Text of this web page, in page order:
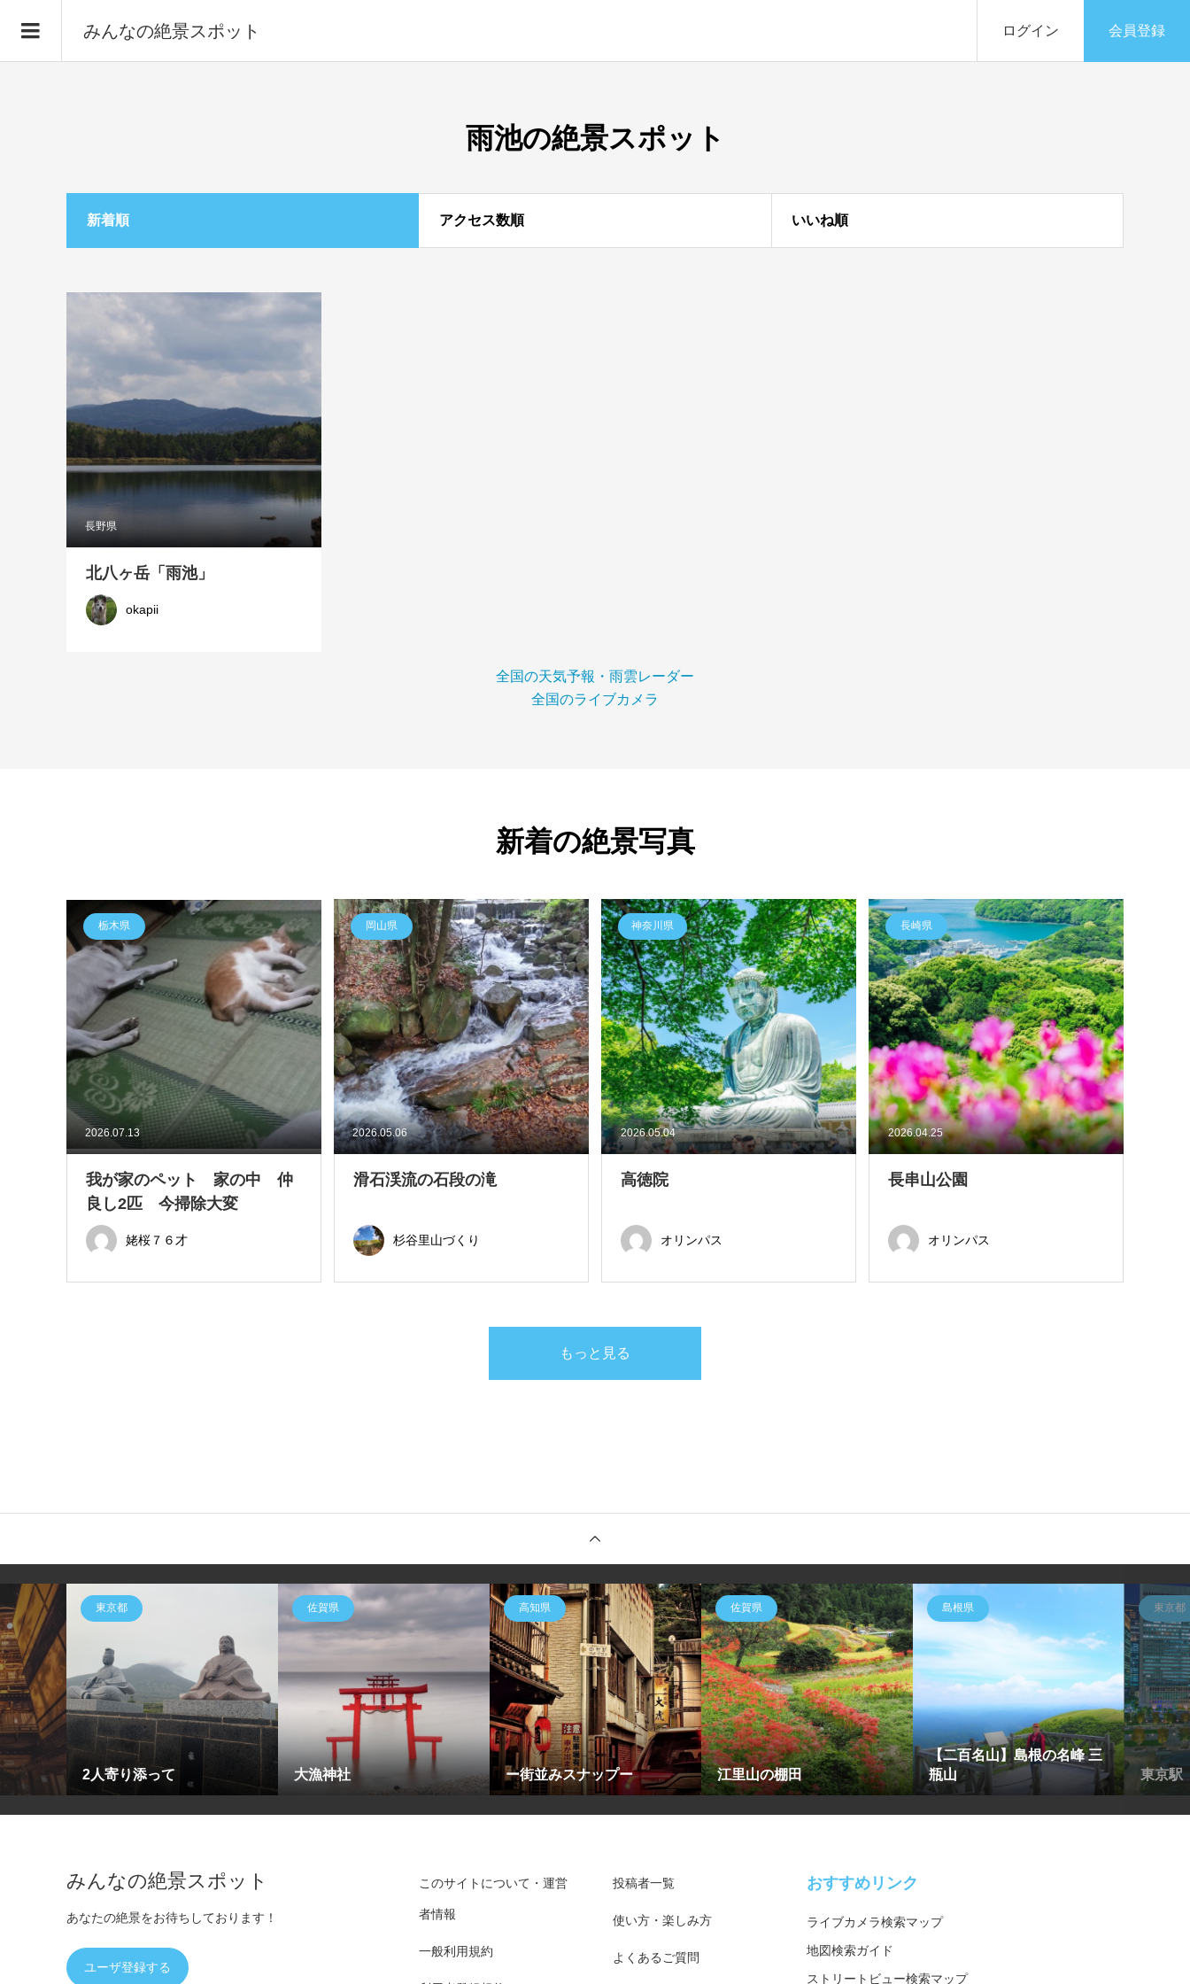
みんなの絶景スポット ログイン 会員登録
雨池の絶景スポット
新着順 アクセス数順 いいね順
長野県
北八ヶ岳「雨池」
okapii
全国の天気予報・雨雲レーダー
全国のライブカメラ
新着の絶景写真
2026.07.13
栃木県
我が家のペット 家の中 仲
良し2匹 今掃除大変
姥桜７６才
2026.05.06
岡山県
滑石渓流の石段の滝
杉谷里山づくり
2026.05.04
神奈川県
高徳院
オリンパス
2026.04.25
長崎県
長串山公園
オリンパス
もっと見る
東京都
2人寄り添って
佐賀県
大漁神社
高知県
ー街並みスナップー
佐賀県
江里山の棚田
島根県
【二百名山】島根の名峰 三
瓶山
東京都
東京駅
みんなの絶景スポット
あなたの絶景をお待ちしております！
ユーザ登録する
このサイトについて・運営
者情報
一般利用規約
投稿者一覧
使い方・楽しみ方
よくあるご質問
おすすめリンク
ライブカメラ検索マップ
地図検索ガイド
ストリートビュー検索マップ